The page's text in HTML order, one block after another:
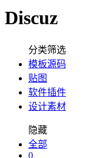
Discuz
分类筛选
模板源码
贴图
软件插件
设计素材
隐藏
全部
0